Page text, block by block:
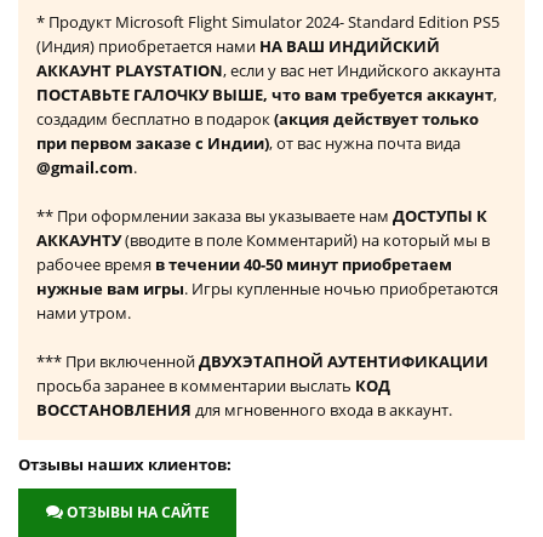
* Продукт Microsoft Flight Simulator 2024- Standard Edition PS5
(Индия) приобретается нами НА ВАШ ИНДИЙСКИЙ
АККАУНТ PLAYSTATION, если у вас нет Индийского аккаунта
ПОСТАВЬТЕ ГАЛОЧКУ ВЫШЕ, что вам требуется аккаунт,
создадим бесплатно в подарок(акция действует только
при первом заказе с Индии), от вас нужна почта вида
@gmail.com.
** При оформлении заказа вы указываете нам ДОСТУПЫ К
АККАУНТУ(вводите в поле Комментарий) на который мы в
рабочее время в течении 40-50 минут приобретаем
нужные вам игры. Игры купленные ночью приобретаются
нами утром.
*** При включеннойДВУХЭТАПНОЙ АУТЕНТИФИКАЦИИ
просьба заранее в комментарии выслать КОД
ВОССТАНОВЛЕНИЯ для мгновенного входа в аккаунт.
Отзывы наших клиентов:
ОТЗЫВЫ НА САЙТЕ